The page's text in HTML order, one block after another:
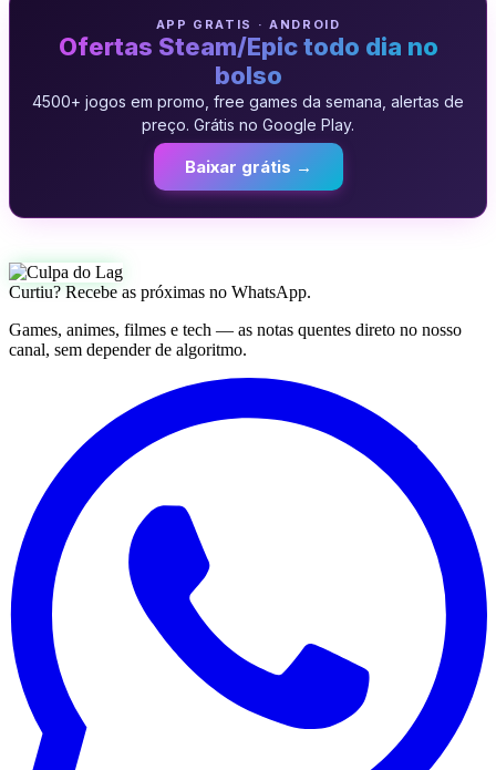
APP GRATIS · ANDROID
Ofertas Steam/Epic todo dia no
bolso
4500+ jogos em promo, free games da semana, alertas de
preço. Grátis no Google Play.
Baixar grátis →
Curtiu? Recebe as próximas no WhatsApp.
Games, animes, filmes e tech — as notas quentes direto no nosso
canal, sem depender de algoritmo.